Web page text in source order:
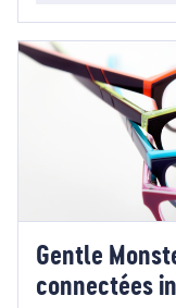
Gentle
connectées